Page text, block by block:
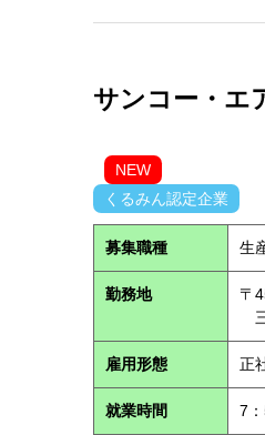
サンコー・エ
NEW
くるみん認定企業
募集職種 生
勤務地
〒
雇用形態 正
就業時間 7